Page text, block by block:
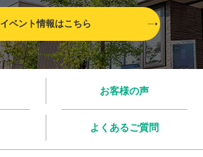
イベント情報はこちら
お客様の声
よくあるご質問